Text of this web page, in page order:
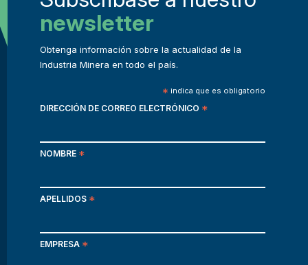
newsletter
Obtenga información sobre la actualidad de la
Industria Minera en todo el país.
* indica que es obligatorio
DIRECCIÓN DE CORREO ELECTRÓNICO *
NOMBRE *
APELLIDOS *
EMPRESA *